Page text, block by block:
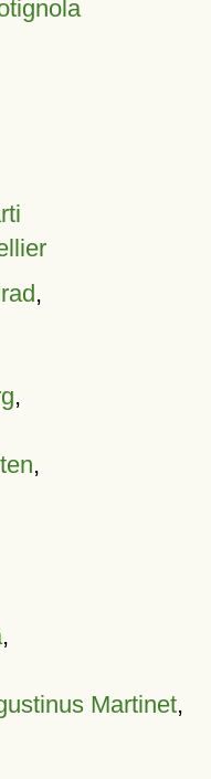
,
,
,
,
Martinet,